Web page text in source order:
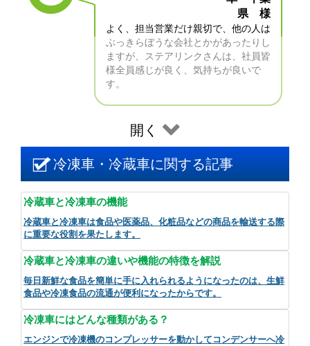
県 様
よく、担当営業だけ親切で、他の人は
ぶっきらぼうな会社とかがあったりし
ますが、ステアリンクさんは、社員皆
様全員感じが良く、気持ちが良いで
す。
開く
冷凍車・冷蔵車に関する記事
冷蔵車と冷凍車の機能
冷蔵車と冷凍車は食品や医薬品、化粧品などの商品を輸送する際
に重要な役割を果たします。
冷蔵車と冷凍車の違いや機能の特徴を解説
毎日新鮮な食品を簡単に手に入れられるようになったのは、生鮮
食品や冷凍食品の流通が便利になったからです。
冷凍車にはどんな種類がある？
エンジンで冷凍機のコンプレッサーを動かしてコンデンサーへ冷